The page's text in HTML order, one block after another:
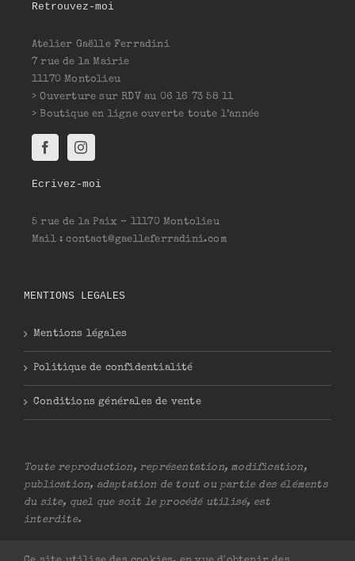
Retrouvez-moi
Atelier Gaëlle Ferradini
7 rue de la Mairie
11170 Montolieu
> Ouverture sur RDV au 06 16 73 58 11
> Boutique en ligne ouverte toute l’année
Ecrivez-moi
5 rue de la Paix – 11170 Montolieu
Mail : contact@gaelleferradini.com
MENTIONS LEGALES
Mentions légales
Politique de confidentialité
Conditions générales de vente
Toute reproduction, représentation, modification,
publication, adaptation de tout ou partie des éléments
du site, quel que soit le procédé utilisé, est
interdite.